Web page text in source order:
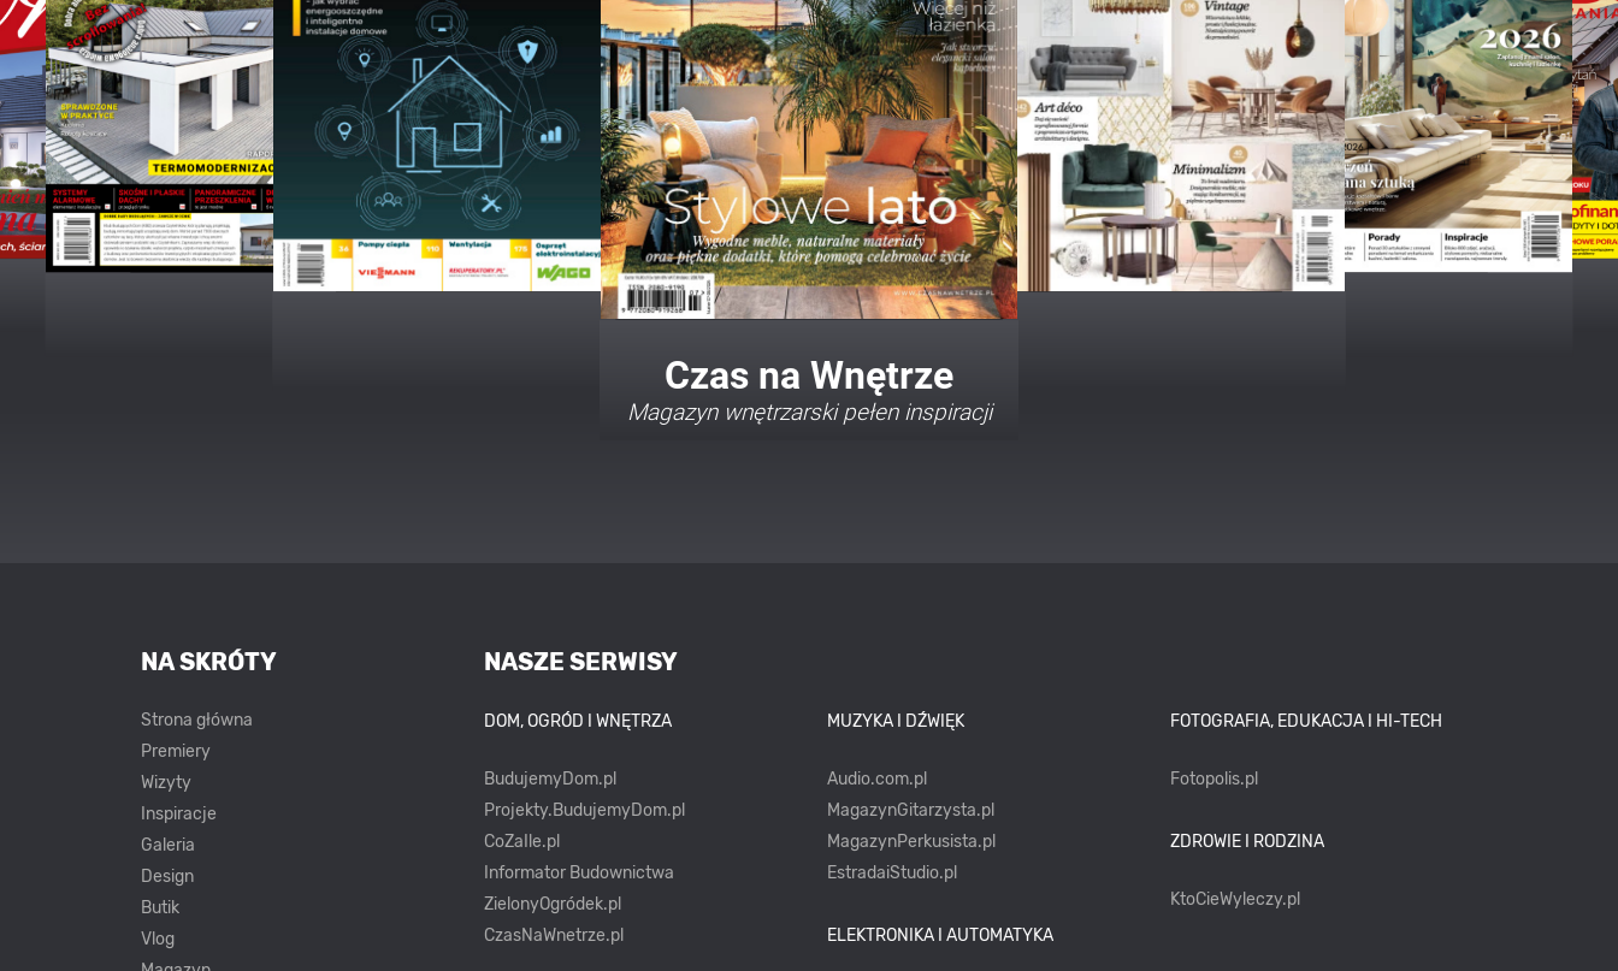
Twój Dom Twój Styl
Porady i inspiracje w najmodniejszych
NASZE SERWISY
DOM, OGRÓD I WNĘTRZA
BudujemyDom.pl
Projekty.BudujemyDom.pl
CoZaIle.pl
Informator Budownictwa
ZielonyOgródek.pl
CzasNaWnetrze.pl
MUZYKA I DŹWIĘK
Audio.com.pl
MagazynGitarzysta.pl
MagazynPerkusista.pl
EstradaiStudio.pl
ELEKTRONIKA I AUTOMATYKA
FOTOGRAFIA, EDUKACJA I HI-TECH
Fotopolis.pl
ZDROWIE I RODZINA
KtoCieWyleczy.pl
NA SKRÓTY
Strona główna
Premiery
Wizyty
Inspiracje
Galeria
Design
Butik
Vlog